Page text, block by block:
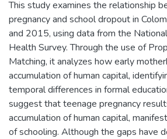
This study examines the relationship
pregnancy and school dropout in
and 2015, using data from the
Health Survey. Through the use of
Matching, it analyzes how early
accumulation of human capital,
temporal differences in formal
suggest that teenage pregnancy
accumulation of human capital,
of schooling. Although the gaps have